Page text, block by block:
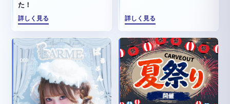
た！
詳しく見る 詳しく見る